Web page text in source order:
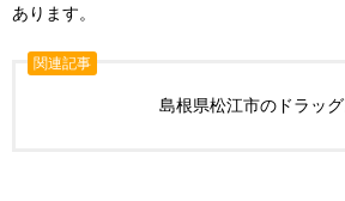
あります。
関連記事
島根県松江市のドラッ